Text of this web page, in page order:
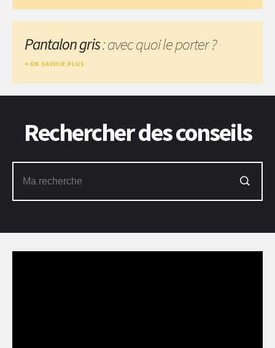
Pantalon gris: avec quoi le porter ?
EN SAVOIR PLUS
Rechercher des conseils